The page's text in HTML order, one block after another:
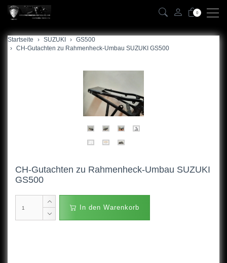
0
zurück
GS550Katana
VS600Intruder
Startseite SUZUKI
GS500
CH-Gutachten zu Rahmenheck-Umbau SUZUKI GS500
CH-Gutachten zu Rahmenheck-Umbau SUZUKI
GS500
In den Warenkorb